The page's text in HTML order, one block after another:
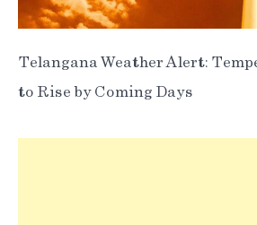
Telangana Weather Alert:
to Rise by Coming Days